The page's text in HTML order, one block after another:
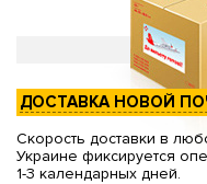
ДОСТАВКА НОВОЙ
Скорость доставки в
Украине фиксируется
1-3 календарных дней.